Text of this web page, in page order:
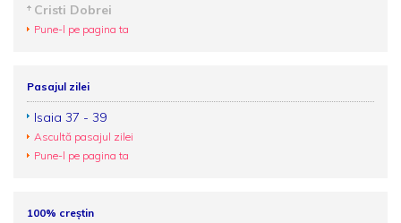
Cristi Dobrei
Pune-l pe pagina ta
Pasajul zilei
Isaia 37 - 39
Ascultă pasajul zilei
Pune-l pe pagina ta
100% creștin